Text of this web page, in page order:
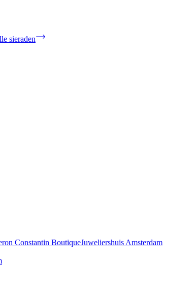
sieraden
Constantin BoutiqueJuweliershuis Amsterdam